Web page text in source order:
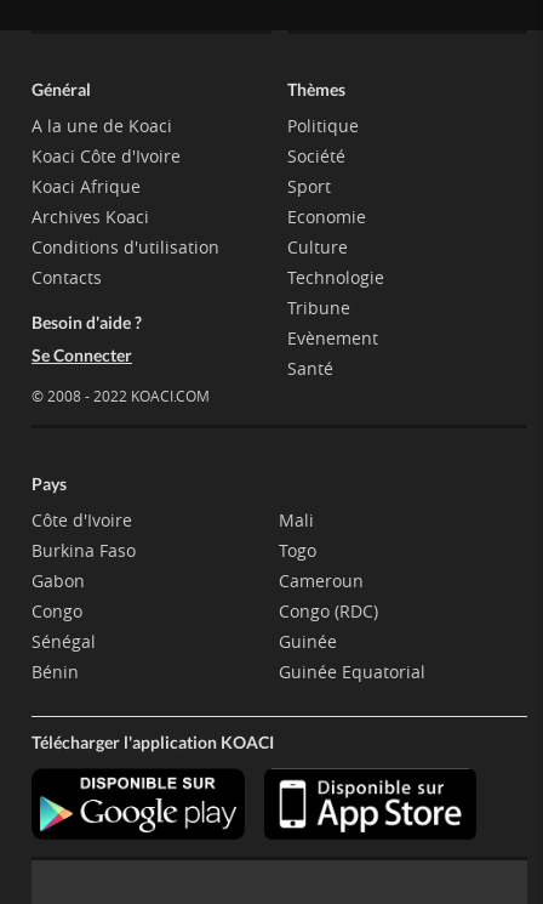
Général
A la une de Koaci
Koaci Côte d'Ivoire
Koaci Afrique
Archives Koaci
Conditions d'utilisation
Contacts
Besoin d'aide ?
Se Connecter
© 2008 - 2022 KOACI.COM
Thèmes
Politique
Société
Sport
Economie
Culture
Technologie
Tribune
Evènement
Santé
Pays
Côte d'Ivoire
Burkina Faso
Gabon
Congo
Sénégal
Bénin
Mali
Togo
Cameroun
Congo (RDC)
Guinée
Guinée Equatorial
Télécharger l'application KOACI